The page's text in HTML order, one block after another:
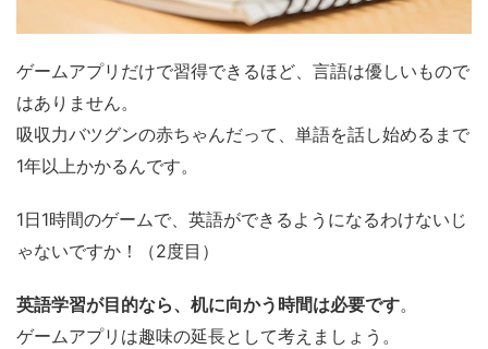
ゲームアプリだけで習得できるほど、言語は優しいもので
はありません。
吸収力バツグンの赤ちゃんだって、単語を話し始めるまで
1年以上かかるんです。
1日1時間のゲームで、英語ができるようになるわけないじ
ゃないですか！（2度目）
英語学習が目的なら、机に向かう時間は必要です。
ゲームアプリは趣味の延長として考えましょう。